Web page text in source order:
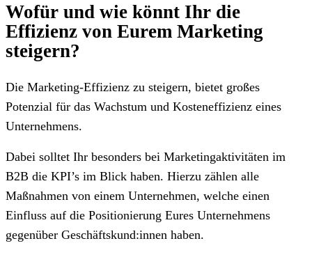
Wofür und wie könnt Ihr die
Effizienz von Eurem Marketing
steigern?
Die Marketing-Effizienz zu steigern, bietet großes
Potenzial für das Wachstum und Kosteneffizienz eines
Unternehmens.
Dabei solltet Ihr besonders bei Marketingaktivitäten im
B2B die KPI’s im Blick haben. Hierzu zählen alle
Maßnahmen von einem Unternehmen, welche einen
Einfluss auf die Positionierung Eures Unternehmens
gegenüber Geschäftskund:innen haben.